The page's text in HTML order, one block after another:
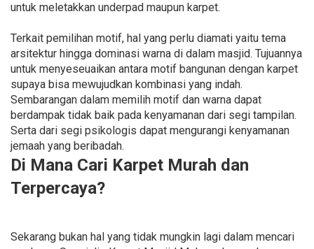
untuk meletakkan underpad maupun karpet.
Terkait pemilihan motif, hal yang perlu diamati yaitu tema
arsitektur hingga dominasi warna di dalam masjid. Tujuannya
untuk menyeseuaikan antara motif bangunan dengan karpet
supaya bisa mewujudkan kombinasi yang indah.
Sembarangan dalam memilih motif dan warna dapat
berdampak tidak baik pada kenyamanan dari segi tampilan.
Serta dari segi psikologis dapat mengurangi kenyamanan
jemaah yang beribadah.
Di Mana Cari Karpet Murah dan
Terpercaya?
Sekarang bukan hal yang tidak mungkin lagi dalam mencari